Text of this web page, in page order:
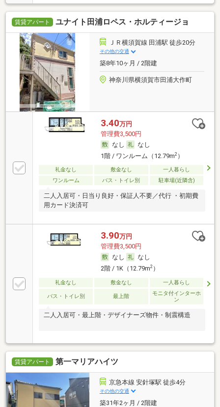
賃貸アパート ユナイト田浦ロペス・ホルティージョ
ＪＲ横須賀線 田浦駅 徒歩20分
その他の交通
築8年10ヶ月 / 2階建
神奈川県横須賀市田浦大作町
3.40万円
管理費3,500円
なし
なし
1階 / ワンルーム（12.79m2）
礼金なし 敷金なし
一人暮らし
ワンルーム
バス・トイレ別 駐車場(近隣含)
二人入居可・日当り良好・保証人不要／代行 ・初期費
用カード決済可
3.90万円
管理費3,500円
なし
なし
2階 / 1K（12.79m2）
礼金なし 敷金なし 一人暮らし
バス・トイレ別 最上階
モニタ付インターホ
ン
二人入居可・最上階・デザイナーズ物件・制震構造
賃貸アパート 第一マリアハイツ
京急本線 安針塚駅 徒歩4分
その他の交通
築31年2ヶ月 / 2階建